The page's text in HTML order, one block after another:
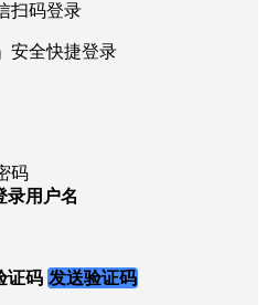
扫码登录
安全快捷登录
码
录用户名
证码 发送验证码